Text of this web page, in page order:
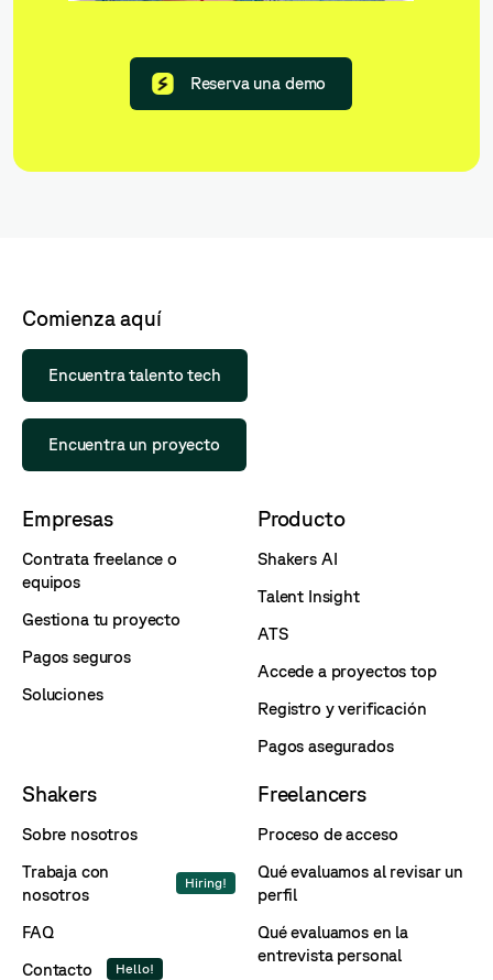
Reserva una demo
Comienza aquí
Encuentra talento tech
Encuentra un proyecto
Empresas
Contrata freelance o
equipos
Gestiona tu proyecto
Pagos seguros
Soluciones
Producto
Shakers AI
Talent Insight
ATS
Accede a proyectos top
Registro y verificación
Pagos asegurados
Shakers
Sobre nosotros
Trabaja con
nosotros
Hiring!
FAQ
Contacto
Hello!
Freelancers
Proceso de acceso
Qué evaluamos al revisar un
perfil
Qué evaluamos en la
entrevista personal